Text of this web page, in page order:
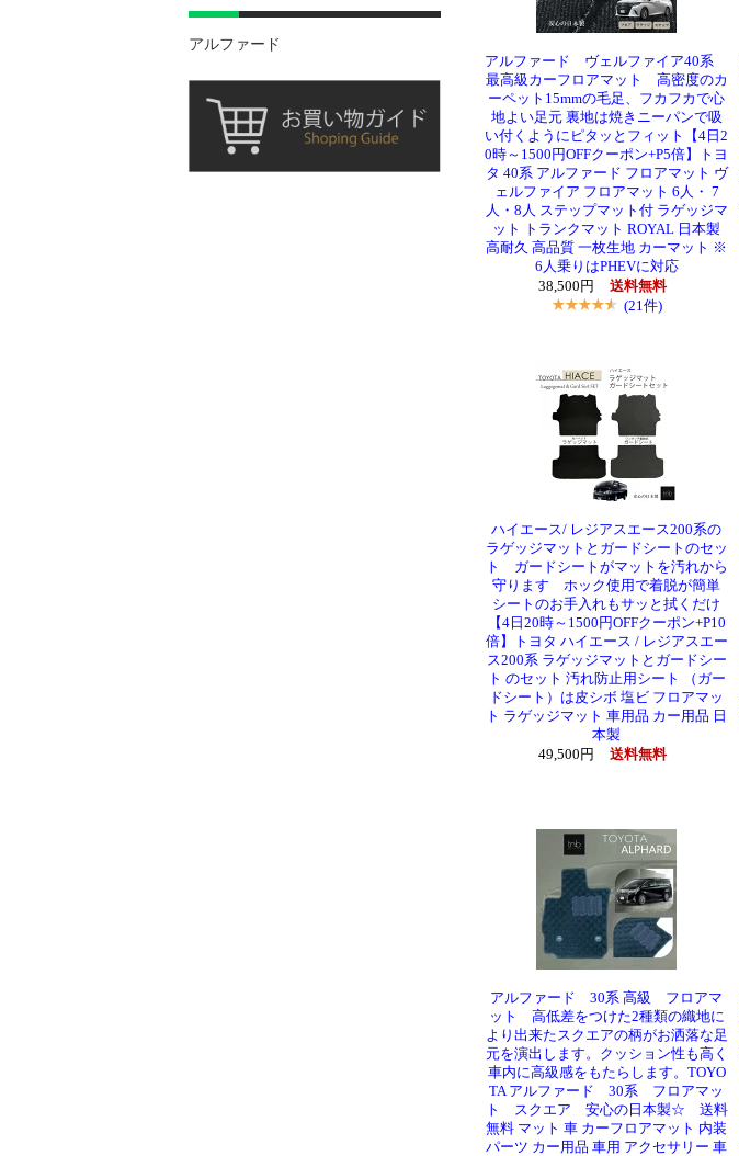
アルファード ヴェルファイア40系
最高級カーフロアマット 高密度のカ
ーペット15mmの毛足、フカフカで心
地よい足元 裏地は焼きニーパンで吸
い付くようにピタッとフィット【4日2
0時～1500円OFFクーポン+P5倍】トヨ
タ 40系 アルファード フロアマット ヴ
ェルファイア フロアマット 6人・ 7
人・8人 ステップマット付 ラゲッジマ
ット トランクマット ROYAL 日本製
高耐久 高品質 一枚生地 カーマット ※
6人乗りはPHEVに対応
38,500円
送料無料
(21件)
ハイエース/ レジアスエース200系の
ラゲッジマットとガードシートのセッ
ト ガードシートがマットを汚れから
守ります ホック使用で着脱が簡単
シートのお手入れもサッと拭くだけ
【4日20時～1500円OFFクーポン+P10
倍】トヨタ ハイエース / レジアスエー
ス200系 ラゲッジマットとガードシー
ト のセット 汚れ防止用シート （ガー
ドシート）は皮シボ 塩ビ フロアマッ
ト ラゲッジマット 車用品 カー用品 日
本製
49,500円
送料無料
アルファード 30系 高級 フロアマ
ット 高低差をつけた2種類の織地に
より出来たスクエアの柄がお洒落な足
元を演出します。クッション性も高く
車内に高級感をもたらします。TOYO
TA アルファード 30系 フロアマッ
ト スクエア 安心の日本製☆ 送料
無料 マット 車 カーフロアマット 内装
パーツ カー用品 車用 アクセサリー 車